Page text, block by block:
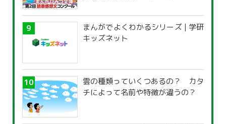
まんがでよくわかるシリーズ | 学研
キッズネット
雲の種類っていくつあるの？ カタ
チによって名前や特徴が違うの？